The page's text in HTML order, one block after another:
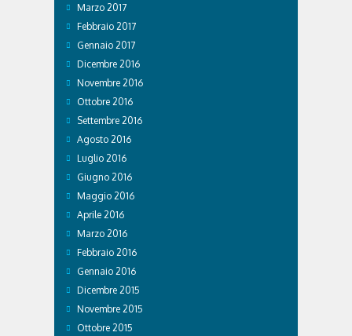
Marzo 2017
Febbraio 2017
Gennaio 2017
Dicembre 2016
Novembre 2016
Ottobre 2016
Settembre 2016
Agosto 2016
Luglio 2016
Giugno 2016
Maggio 2016
Aprile 2016
Marzo 2016
Febbraio 2016
Gennaio 2016
Dicembre 2015
Novembre 2015
Ottobre 2015